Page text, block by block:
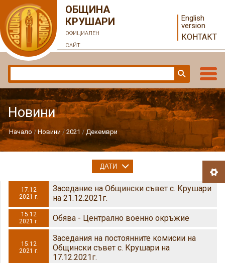
ОБЩИНА
КРУШАРИ
ОФИЦИАЛЕН
САЙТ
English
version
КОНТАКТ
Новини
Начало Новини 2021 Декември
17.12
2021 г.
Заседание на Общински съвет с. Крушари
на 21.12.2021г.
15.12
2021 г.
Обява - Централно военно окръжие
15.12
2021 г.
Заседания на постоянните комисии на
Общински съвет с. Крушари на
17.12.2021г.
ДАТИ